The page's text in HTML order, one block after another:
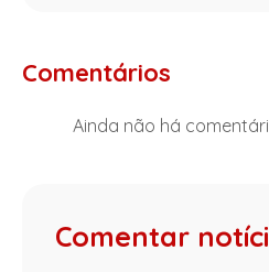
Comentários
Ainda não há
Comentar